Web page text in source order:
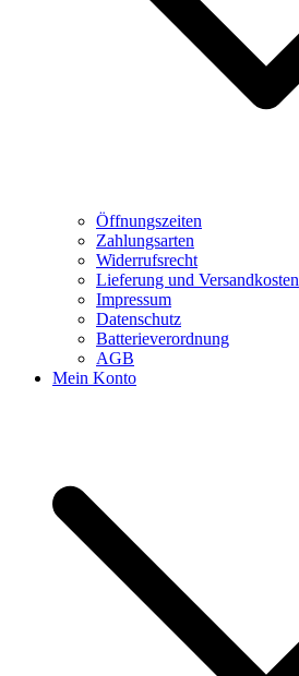
Öffnungszeiten
Zahlungsarten
Widerrufsrecht
Lieferung und Versandkosten
Impressum
Datenschutz
Batterieverordnung
AGB
Mein Konto